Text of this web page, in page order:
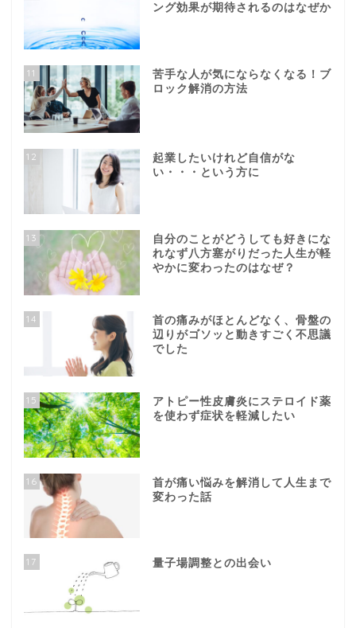
ング効果が期待されるのはなぜか
11
苦手な人が気にならなくなる！ブ
ロック解消の方法
12
起業したいけれど自信がな
い・・・という方に
13
自分のことがどうしても好きにな
れなず八方塞がりだった人生が軽
やかに変わったのはなぜ？
14
首の痛みがほとんどなく、骨盤の
辺りがゴソッと動きすごく不思議
でした
15
アトピー性皮膚炎にステロイド薬
を使わず症状を軽減したい
16
首が痛い悩みを解消して人生まで
変わった話
17 量子場調整との出会い